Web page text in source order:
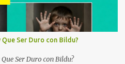
Ser Duro con Bildu?
Ser Duro con Bildu?